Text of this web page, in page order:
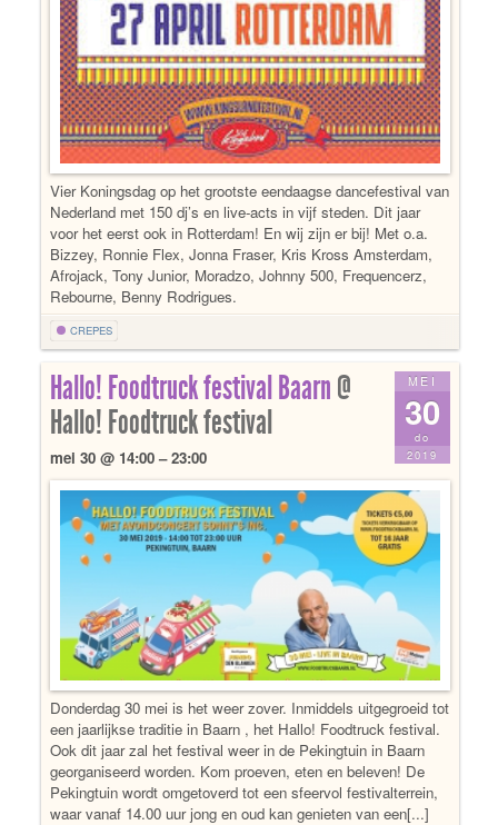
Vier Koningsdag op het grootste eendaagse dancefestival van
Nederland met 150 dj’s en live-acts in vijf steden. Dit jaar
voor het eerst ook in Rotterdam! En wij zijn er bij! Met o.a.
Bizzey, Ronnie Flex, Jonna Fraser, Kris Kross Amsterdam,
Afrojack, Tony Junior, Moradzo, Johnny 500, Frequencerz,
Rebourne, Benny Rodrigues.
CREPES
MEI
30
do
2019
Hallo! Foodtruck festival Baarn@
Hallo! Foodtruck festival
mei 30 @ 14:00 – 23:00
Donderdag 30 mei is het weer zover. Inmiddels uitgegroeid tot
een jaarlijkse traditie in Baarn , het Hallo! Foodtruck festival.
Ook dit jaar zal het festival weer in de Pekingtuin in Baarn
georganiseerd worden. Kom proeven, eten en beleven! De
Pekingtuin wordt omgetoverd tot een sfeervol festivalterrein,
waar vanaf 14.00 uur jong en oud kan genieten van een[...]